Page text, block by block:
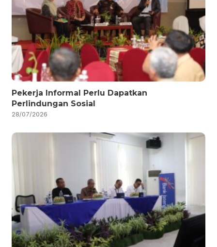
Pekerja Informal Perlu Dapatkan
Perlindungan Sosial
28/07/2026